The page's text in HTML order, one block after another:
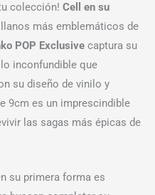
colección! Cell en su
más emblemáticos de
POP Exclusive captura su
inconfundible que
su diseño de vinilo y
9cm es un imprescindible
las sagas más épicas de
su primera forma es